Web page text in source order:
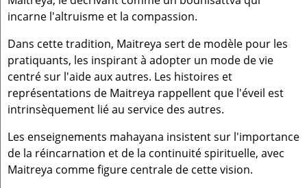
incarne l'altruisme et la compassion.
Dans cette tradition, Maitreya sert de modèle pour les
pratiquants, les inspirant à adopter un mode de vie
centré sur l'aide aux autres. Les histoires et
représentations de Maitreya rappellent que l'éveil est
intrinsèquement lié au service des autres.
Les enseignements mahayana insistent sur l'importance
de la réincarnation et de la continuité spirituelle, avec
Maitreya comme figure centrale de cette vision.